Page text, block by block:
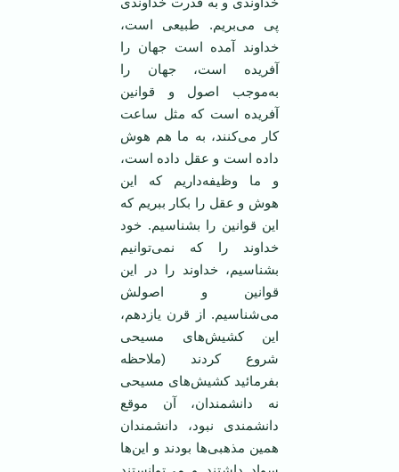
پی می‌بریم. طبیعی است،
خداوند آمده است جهان را
آفریده است، جهان را
به‌موجب اصول و قوانین
آفریده است که مثل ساعت
کار می‌کنند، به ما هم هوش
داده است و عقل داده است،
و ما وظیفه‌داریم که این
هوش و عقل را بکار ببریم که
این قوانین را بشناسیم. خود
خداوند را که نمی‌توانیم
بشناسیم، خداوند را در این
قوانین و اصولش
می‌شناسیم. از قرن یازدهم،
این کشیش‌های مسیحی
شروع کردند (ملاحظه
بفرمائید کشیش‌های مسیحی
نه دانشمندان، آن موقع
دانشمندی نبود، دانشمندان
همین مذهبی‌ها بودند و این‌ها